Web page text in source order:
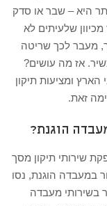
היא – שבר או סדק
שלעיתים לא
מעבר לכך שריטה
אז מה עושים?
ומציעות תיקון
שירותי תיקון מסך
במעבדה הוגנת, נסו
בשירותי מעבדה